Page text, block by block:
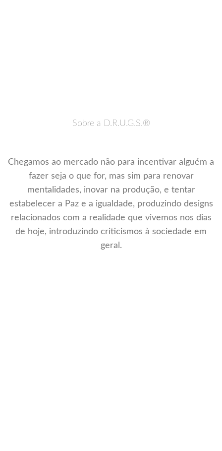
Sobre a D.R.U.G.S.®
Chegamos ao mercado não para incentivar alguém a
fazer seja o que for, mas sim para renovar
mentalidades, inovar na produção, e tentar
estabelecer a Paz e a igualdade, produzindo designs
relacionados com a realidade que vivemos nos dias
de hoje, introduzindo criticismos à sociedade em
geral.